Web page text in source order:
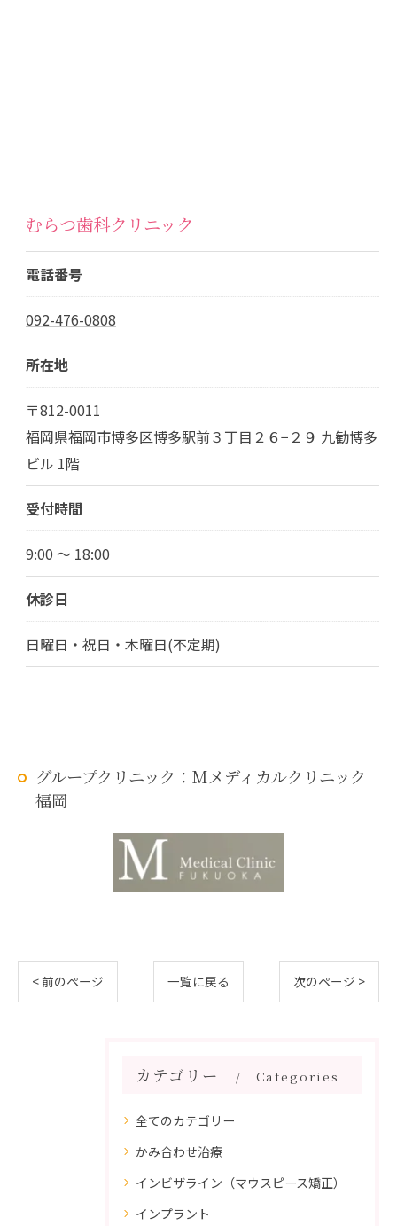
むらつ歯科クリニック
電話番号
092-476-0808
所在地
〒812-0011
福岡県福岡市博多区博多駅前３丁目２６−２９ 九勧博多
ビル 1階
受付時間
9:00 ～ 18:00
休診日
日曜日・祝日・木曜日(不定期)
グループクリニック：Mメディカルクリニック
福岡
< 前のページ 一覧に戻る 次のページ >
カテゴリー Categories
全てのカテゴリー
かみ合わせ治療
インビザライン（マウスピース矯正）
インプラント